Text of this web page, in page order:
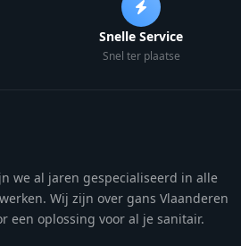
Snelle Service
Snel ter plaatse
we al jaren gespecialiseerd in alle
Wij zijn over gans Vlaanderen
een oplossing voor al je sanitair.